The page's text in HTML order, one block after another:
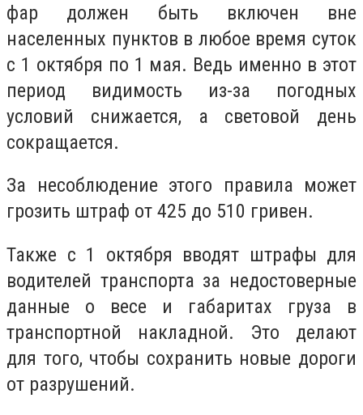
фар должен быть включен вне
населенных пунктов в любое время суток
с 1 октября по 1 мая. Ведь именно в этот
период видимость из-за погодных
условий снижается, а световой день
сокращается.
За несоблюдение этого правила может
грозить штраф от 425 до 510 гривен.
Также с 1 октября вводят штрафы для
водителей транспорта за недостоверные
данные о весе и габаритах груза в
транспортной накладной. Это делают
для того, чтобы сохранить новые дороги
от разрушений.